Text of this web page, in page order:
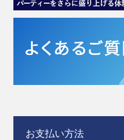
お支払い方法